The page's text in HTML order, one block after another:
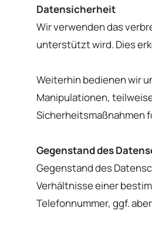
Datensicherheit
Wir verwenden das
unterstützt wird. Dies
Weiterhin bedienen wir
Manipulationen,
Sicherheitsmaßnahmen
Gegenstand des
Gegenstand des
Verhältnisse einer
Telefonnummer, ggf.